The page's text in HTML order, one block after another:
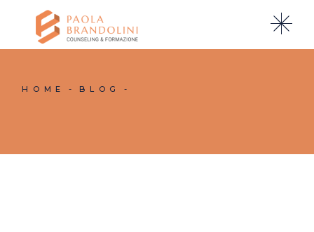
HOME BLOG